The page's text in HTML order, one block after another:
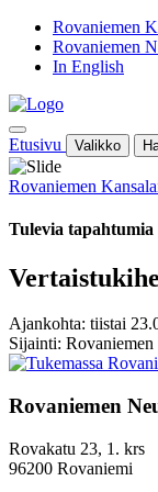
Rovaniemen
Rovaniemen
In English
Etusivu Valikko
Rovaniemen
Tulevia tapahtumia
Ajankohta: tiistai
Sijainti:
Rovaniemen
Rovakatu 23, 1. krs
96200 Rovaniemi